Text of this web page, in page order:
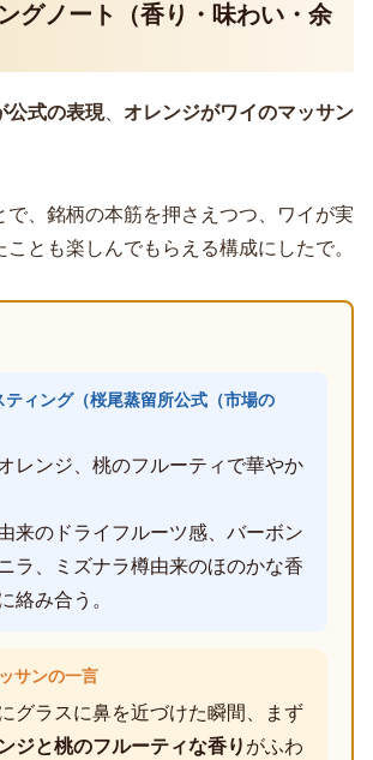
グノート（香り・味わい・余
公式の表現、 オレンジがワイのマッサン
で、銘柄の本筋を押さえつつ、ワイが実
とも楽しんでもらえる構成にしたで。
ティング（桜尾蒸留所公式（市場の
レンジ、桃のフルーティで華やか
来のドライフルーツ感、バーボン
ラ、ミズナラ樽由来のほのかな香
絡み合う。
サンの一言
グラスに鼻を近づけた瞬間、まず
ジと桃のフルーティな香り がふわ